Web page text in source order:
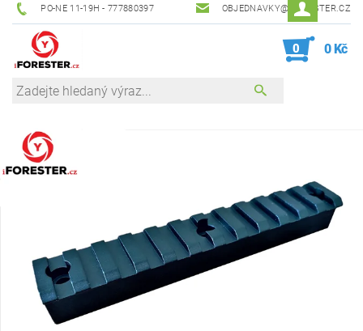
PO-NE 11-19H - 777880397 OBJEDNAVKY@IFORESTER.CZ
0 0 Kč